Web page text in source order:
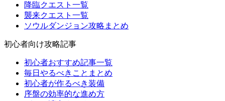
降臨クエスト一覧
襲来クエスト一覧
ソウルダンジョン攻略まとめ
初心者向け攻略記事
初心者おすすめ記事一覧
毎日やるべきことまとめ
初心者が作るべき装備
序盤の効率的な進め方